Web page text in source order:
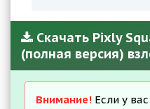
Скачать Pixly
(полная версия)
Внимание! Если у